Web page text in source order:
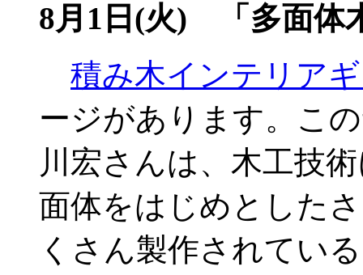
8月1日(火) 「多面体
積み木インテリア
ージがあります。こ
川宏さんは、木工技
面体をはじめとした
くさん製作されてい